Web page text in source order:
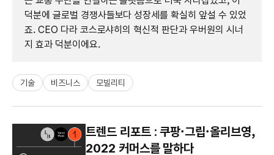
덕분에 글로벌 경쟁사들보다 성장세를 확실히 앞설 수 있었
죠. CEO 다라 코스로샤히의 혁신적 판단과 우버원의 시너
지 효과 덕분이에요.
기술 비즈니스 모빌리티
트렌드 리포트 : 쿠팡·그립·올리브영,
2022 커머스를 말하다